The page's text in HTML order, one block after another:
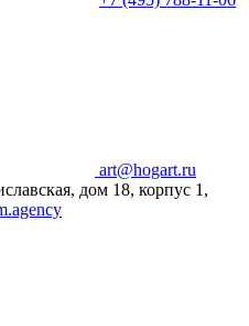
art@hogart.ru
дом 18, корпус 1,